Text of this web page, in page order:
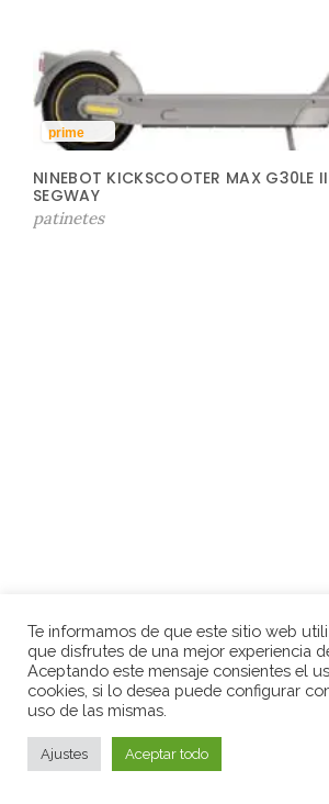
prime
NINEBOT KICKSCOOTER MAX G30LE
SEGWAY
patinetes
Te informamos de que este sitio web
que disfrutes de una mejor experiencia
Aceptando este mensaje consientes el
cookies, si lo desea puede configurar
uso de las mismas.
Ajustes Aceptar todo